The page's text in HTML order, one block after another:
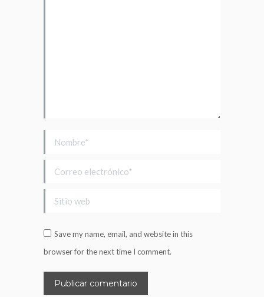
Nombre *
Correo electrónico *
Sitio web
Save my name, email, and website in this
browser for the next time I comment.
Publicar comentario